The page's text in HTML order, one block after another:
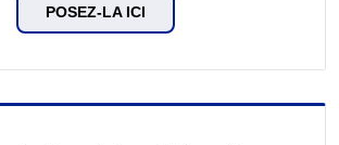
POSEZ-LA ICI